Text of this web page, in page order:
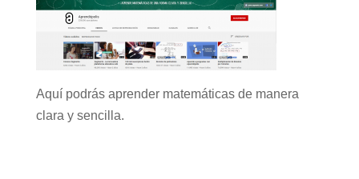
Aquí podrás aprender matemáticas de manera
clara y sencilla.